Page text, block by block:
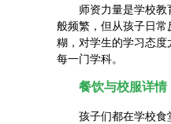
师资力量是学校教育
般频繁，但从孩子日
糊，对学生的学习态
每一门学科。​
餐饮与校服详情​
孩子们都在学校食堂